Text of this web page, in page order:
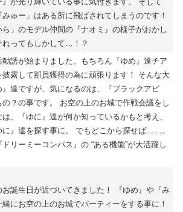
みゅー」はある所に飛ばされてしまうのです！
」のモデル仲間の『ナオミ』の様子がおかし
れってもしかして…！？
勧誘が始まりました。もちろん『ゆめ』達チア
披露して部員獲得の為に頑張ります！ そんな大
』達ですが、気になるのは、『ブラックアビ
の？の事です。 お空の上のお城で作戦会議をし
、『ゆに』達が何か知っているかもと考え、
に』達を探す事に。 でもどこから探せば……。
リーミーコンパス』の “ある機能”が大活躍し
お誕生日が近づいてきました！ 『ゆめ』や『み
緒にお空の上のお城でパーティーをする事に！